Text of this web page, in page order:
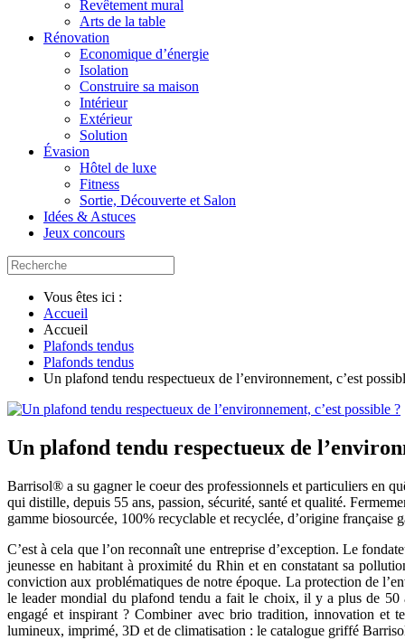
Revêtement mural
Arts de la table
Rénovation
Economique d’énergie
Isolation
Construire sa maison
Intérieur
Extérieur
Solution
Évasion
Hôtel de luxe
Fitness
Sortie, Découverte et Salon
Idées & Astuces
Jeux concours
Vous êtes ici :
Accueil
Accueil
Plafonds tendus
Plafonds tendus
Un plafond tendu respectueux de l’environnement, c’est
Un plafond tendu respectueux de
Barrisol® a su gagner le coeur des professionnels et particuliers en
qui distille, depuis 55 ans, passion, sécurité, santé et qualité.
gamme biosourcée, 100% recyclable et recyclée, d’origine
C’est à cela que l’on reconnaît une entreprise d’exception. Le
jeunesse en habitant à proximité du Rhin et en constatant sa
conviction aux problématiques de notre époque. La protection de
le leader mondial du plafond tendu a fait le choix, il y a plus de 50
engagé et inspirant ? Combiner avec brio tradition, innovation et
lumineux, imprimé, 3D et de climatisation : le catalogue griffé